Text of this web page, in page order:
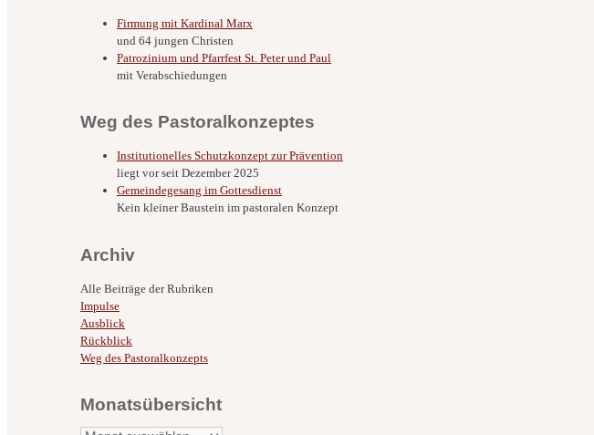
Firmung mit Kardinal Marx
und 64 jungen Christen
Patrozinium und Pfarrfest St. Peter und Paul
mit Verabschiedungen
Weg des Pastoralkonzeptes
Institutionelles Schutzkonzept zur Prävention
liegt vor seit Dezember 2025
Gemeindegesang im Gottesdienst
Kein kleiner Baustein im pastoralen Konzept
Archiv
Alle Beiträge der Rubriken
Impulse
Ausblick
Rückblick
Weg des Pastoralkonzepts
Monatsübersicht